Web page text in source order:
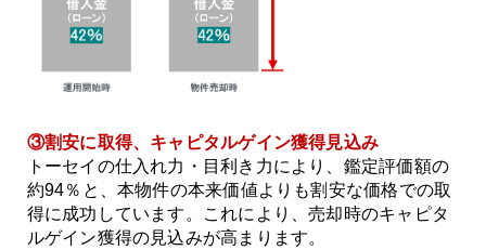
③割安に取得、キャピタルゲイン獲得見込み
トーセイの仕入れ力・目利き力により、鑑定評価額の
約94％と、本物件の本来価値よりも割安な価格での取
得に成功しています。これにより、売却時のキャピタ
ルゲイン獲得の見込みが高まります。